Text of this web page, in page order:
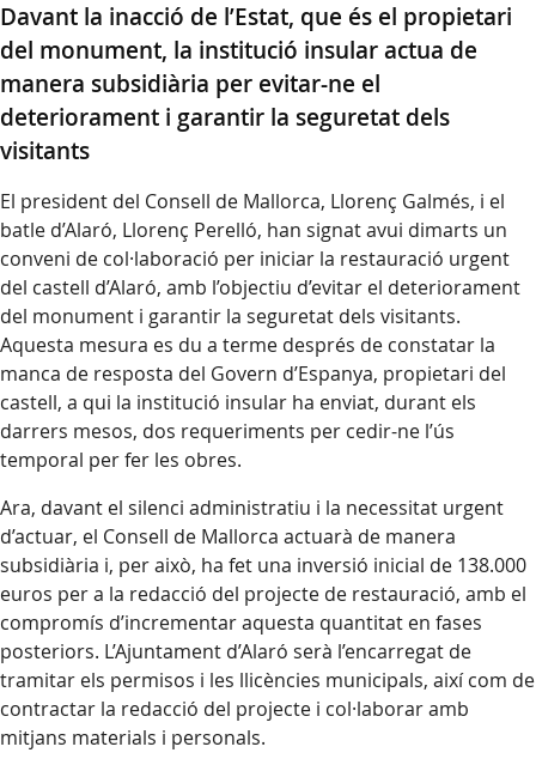
Davant la inacció de l’Estat, que és el propietari
del monument, la institució insular actua de
manera subsidiària per evitar-ne el
deteriorament i garantir la seguretat dels
visitants
El president del Consell de Mallorca, Llorenç Galmés, i el
batle d’Alaró, Llorenç Perelló, han signat avui dimarts un
conveni de col·laboració per iniciar la restauració urgent
del castell d’Alaró, amb l’objectiu d’evitar el deteriorament
del monument i garantir la seguretat dels visitants.
Aquesta mesura es du a terme després de constatar la
manca de resposta del Govern d’Espanya, propietari del
castell, a qui la institució insular ha enviat, durant els
darrers mesos, dos requeriments per cedir-ne l’ús
temporal per fer les obres.
Ara, davant el silenci administratiu i la necessitat urgent
d’actuar, el Consell de Mallorca actuarà de manera
subsidiària i, per això, ha fet una inversió inicial de 138.000
euros per a la redacció del projecte de restauració, amb el
compromís d’incrementar aquesta quantitat en fases
posteriors. L’Ajuntament d’Alaró serà l’encarregat de
tramitar els permisos i les llicències municipals, així com de
contractar la redacció del projecte i col·laborar amb
mitjans materials i personals.